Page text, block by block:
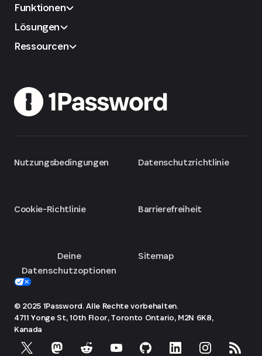
Funktionen
Lösungen
Ressourcen
Nutzungsbedingungen
Cookie-Richtlinie
Deine
Datenschutzoptionen
Datenschutzrichtlinie
Barrierefreiheit
Sitemap
© 2025 1Password. Alle Rechte vorbehalten.
4711 Yonge St, 10th Floor, Toronto Ontario, M2N 6K8,
Kanada